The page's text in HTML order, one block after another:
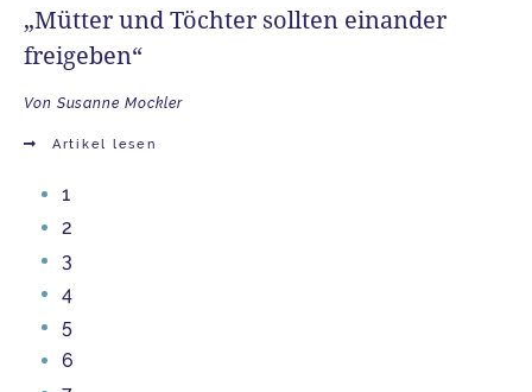
„Mütter und Töchter sollten einander
freigeben“
Von Susanne Mockler
Artikel lesen
1
2
3
4
5
6